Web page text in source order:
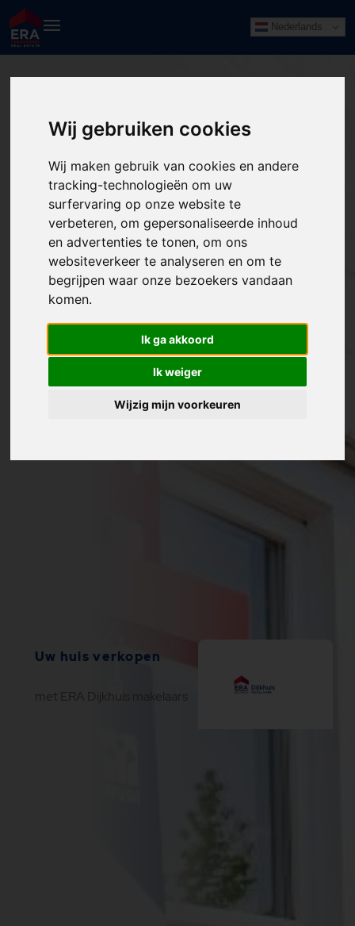
Wij gebruiken cookies
Wij maken gebruik van cookies en andere
tracking-technologieën om uw
surfervaring op onze website te
verbeteren, om gepersonaliseerde inhoud
en advertenties te tonen, om ons
websiteverkeer te analyseren en om te
begrijpen waar onze bezoekers vandaan
komen.
Ik ga akkoord
Ik weiger
Wijzig mijn voorkeuren
Nederlands
Uw huis verkopen
met ERA Dijkhuis makelaars